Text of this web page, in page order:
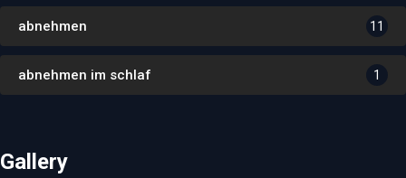
abnehmen 11
abnehmen im schlaf 1
Gallery